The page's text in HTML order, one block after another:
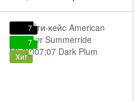
7
7
Хит